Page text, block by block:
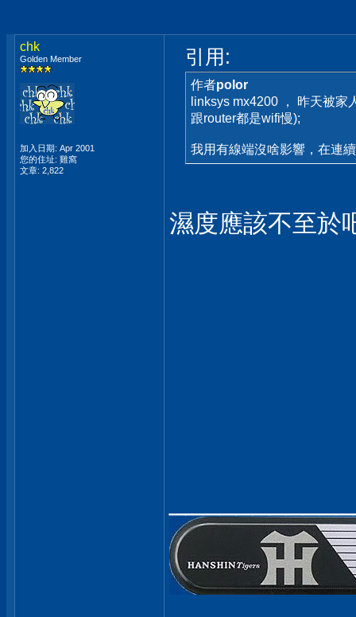
chk
Golden Member
加入日期: Apr 2001
您的住址: 雞窩
文章: 2,822
引用:
作者polor
linksys mx4200 ， 昨天被
跟router都是wifi慢);
我用有線端沒啥影響，在連
濕度應該不至於